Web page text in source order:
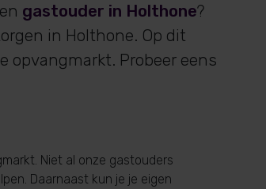
gastouder in Holthone?
in Holthone. Op dit
opvangmarkt. Probeer eens
Niet al onze gastouders
Daarnaast kun je je eigen